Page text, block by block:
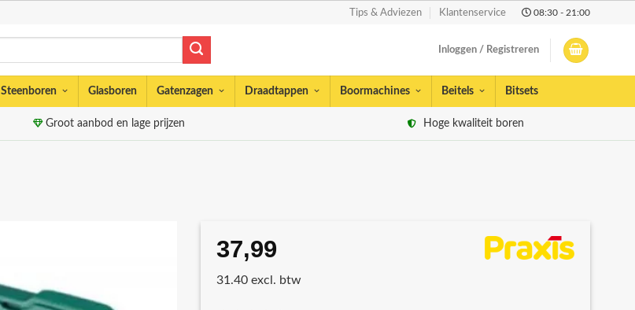
Tips & Adviezen Klantenservice 08:30 - 21:00
Inloggen / Registreren
Steenboren Glasboren Gatenzagen Draadtappen Boormachines Beitels Bitsets
Groot aanbod en lage prijzen Hoge kwaliteit boren
37,99
31.40 excl. btw